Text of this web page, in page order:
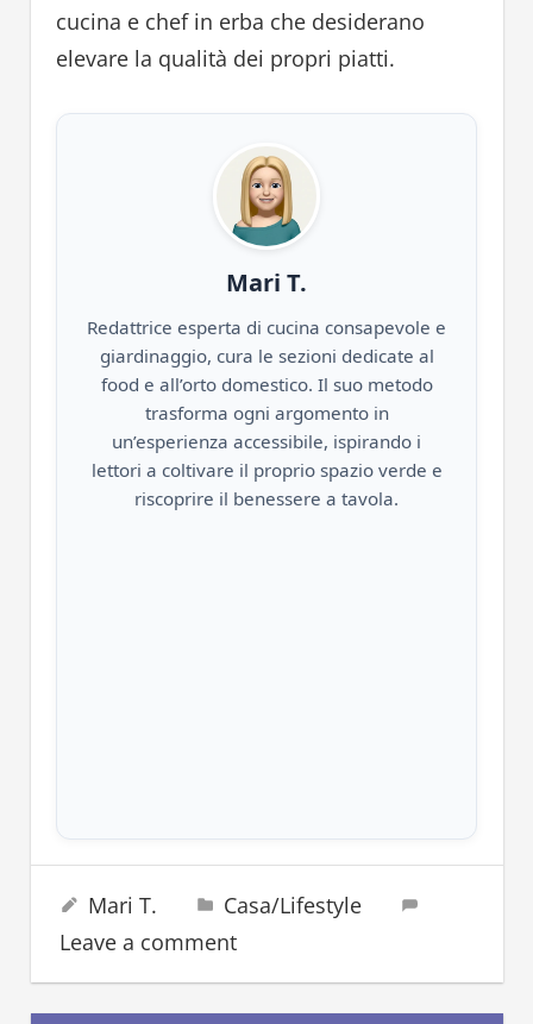
cucina e chef in erba che desiderano
elevare la qualità dei propri piatti.
Mari T.
Redattrice esperta di cucina consapevole e
giardinaggio, cura le sezioni dedicate al
food e all’orto domestico. Il suo metodo
trasforma ogni argomento in
un’esperienza accessibile, ispirando i
lettori a coltivare il proprio spazio verde e
riscoprire il benessere a tavola.
cucinare
forno
11 Luglio 2024
Mari T.
Casa/Lifestyle
Leave a comment